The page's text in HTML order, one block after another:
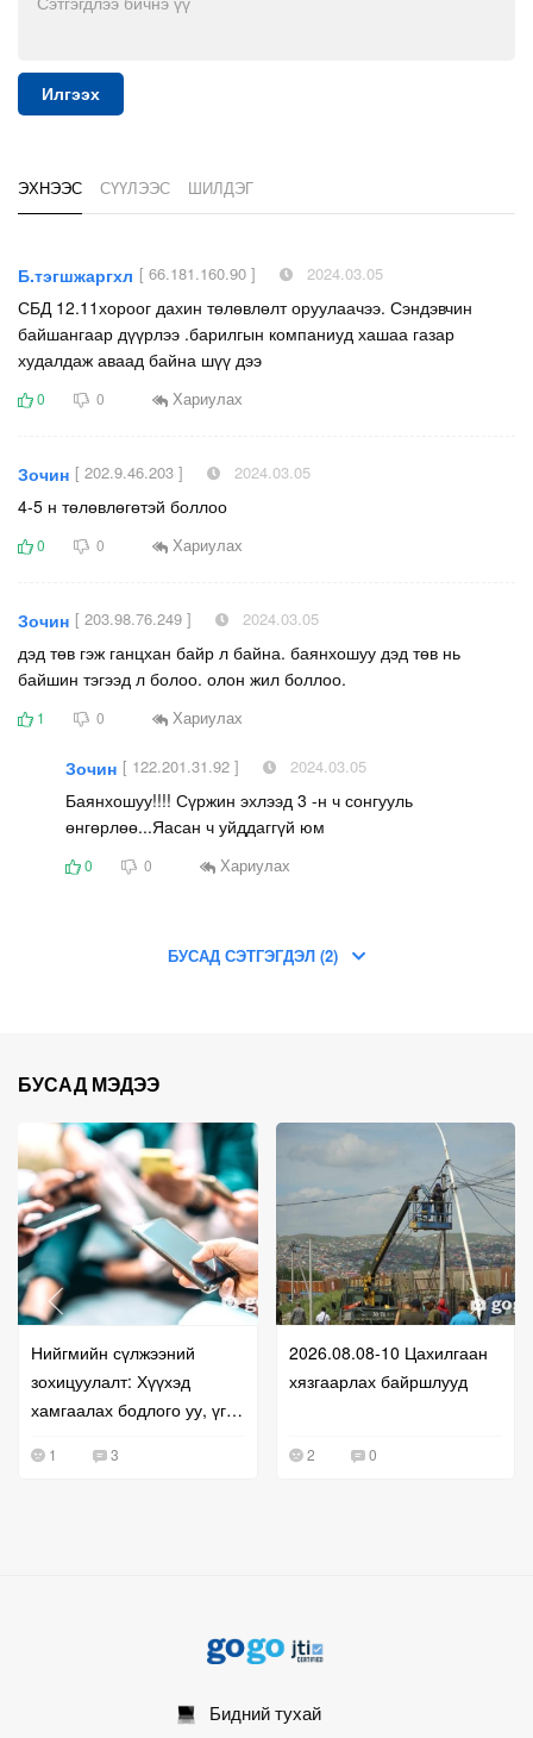
Илгээх
ЭХНЭЭС СҮҮЛЭЭС ШИЛДЭГ
Б.тэгшжаргхл [ 66.181.160.90 ] 2024.03.05
СБД 12.11хороог дахин төлөвлөлт оруулаачээ. Сэндэвчин
байшангаар дүүрлээ .барилгын компаниуд хашаа газар
худалдаж аваад байна шүү дээ
0 0 Хариулах
Зочин [ 202.9.46.203 ] 2024.03.05
4-5 н төлөвлөгөтэй боллоо
0 0 Хариулах
Зочин [ 203.98.76.249 ] 2024.03.05
дэд төв гэж ганцхан байр л байна. баянхошуу дэд төв нь
байшин тэгээд л болоо. олон жил боллоо.
1 0 Хариулах
Зочин [ 122.201.31.92 ] 2024.03.05
Баянхошуу!!!! Сүржин эхлээд 3 -н ч сонгууль
өнгөрлөө...Яасан ч уйддаггүй юм
0 0 Хариулах
БУСАД СЭТГЭГДЭЛ (2)
БУСАД МЭДЭЭ
Нийгмийн сүлжээний
зохицуулалт: Хүүхэд
хамгаалах бодлого уу, үг
оролдлого уу?
1 3
2026.08.08-10 Цахилгаан
хязгаарлах байршлууд
2 0
Бидний тухай